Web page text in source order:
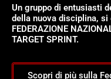
Un gruppo di entusiasti
della nuova disciplina,
FEDERAZIONE
TARGET SPRINT.
Scopri di più sulla